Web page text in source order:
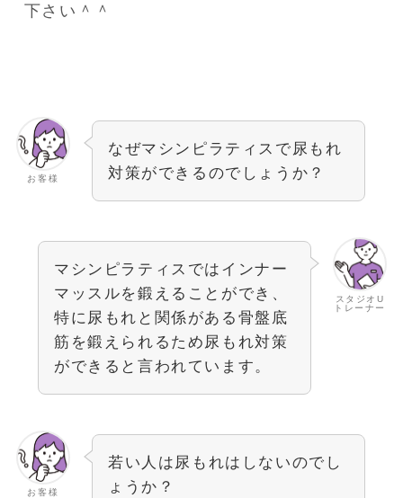
下さい＾＾
お客様
なぜマシンピラティスで尿もれ
対策ができるのでしょうか？
スタジオU
トレーナー
マシンピラティスではインナー
マッスルを鍛えることができ、
特に尿もれと関係がある骨盤底
筋を鍛えられるため尿もれ対策
ができると言われています。
お客様
若い人は尿もれはしないのでし
ょうか？